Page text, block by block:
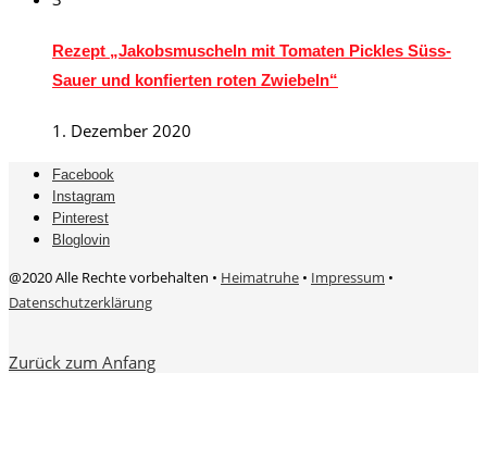
Rezept „Jakobsmuscheln mit Tomaten Pickles Süss-
Sauer und konfierten roten Zwiebeln“
1. Dezember 2020
Facebook
Instagram
Pinterest
Bloglovin
@2020 Alle Rechte vorbehalten • Heimatruhe • Impressum •
Datenschutzerklärung
Zurück zum Anfang